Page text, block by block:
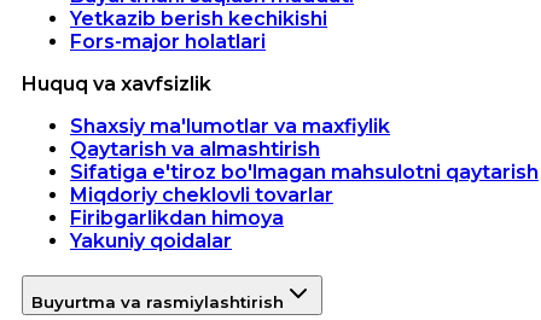
Yetkazib berish kechikishi
Fors-major holatlari
Huquq va xavfsizlik
Shaxsiy ma'lumotlar va maxfiylik
Qaytarish va almashtirish
Sifatiga e'tiroz bo'lmagan mahsulotni qaytarish
Miqdoriy cheklovli tovarlar
Firibgarlikdan himoya
Yakuniy qoidalar
Buyurtma va rasmiylashtirish